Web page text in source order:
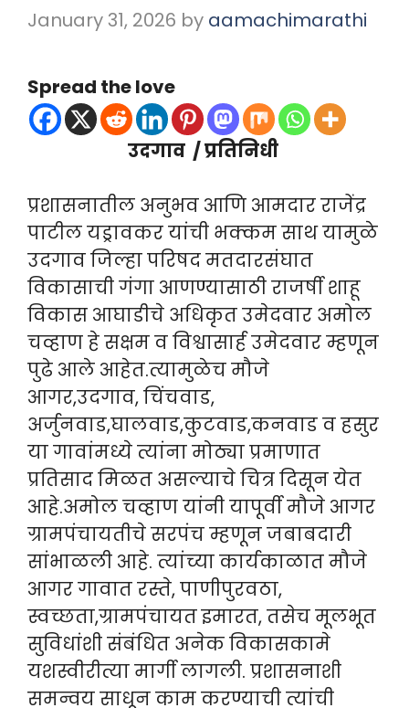
January 31, 2026 by aamachimarathi
Spread the love
उदगाव / प्रतिनिधी
प्रशासनातील अनुभव आणि आमदार राजेंद्र
पाटील यड्रावकर यांची भक्कम साथ यामुळे
उदगाव जिल्हा परिषद मतदारसंघात
विकासाची गंगा आणण्यासाठी राजर्षी शाहू
विकास आघाडीचे अधिकृत उमेदवार अमोल
चव्हाण हे सक्षम व विश्वासार्ह उमेदवार म्हणून
पुढे आले आहेत.त्यामुळेच मौजे
आगर,उदगाव, चिंचवाड,
अर्जुनवाड,घालवाड,कुटवाड,कनवाड व हसुर
या गावांमध्ये त्यांना मोठ्या प्रमाणात
प्रतिसाद मिळत असल्याचे चित्र दिसून येत
आहे.अमोल चव्हाण यांनी यापूर्वी मौजे आगर
ग्रामपंचायतीचे सरपंच म्हणून जबाबदारी
सांभाळली आहे. त्यांच्या कार्यकाळात मौजे
आगर गावात रस्ते, पाणीपुरवठा,
स्वच्छता,ग्रामपंचायत इमारत, तसेच मूलभूत
सुविधांशी संबंधित अनेक विकासकामे
यशस्वीरीत्या मार्गी लागली. प्रशासनाशी
समन्वय साधून काम करण्याची त्यांची